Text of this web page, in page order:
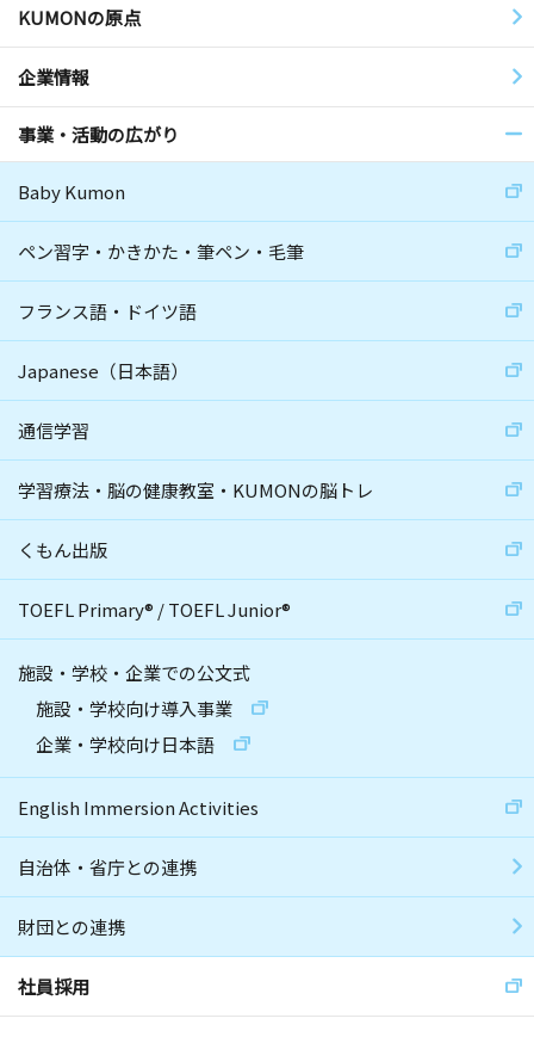
KUMONの原点
企業情報
事業・活動の広がり
Baby Kumon
ペン習字・かきかた・筆ペン・毛筆
フランス語・ドイツ語
Japanese（日本語）
通信学習
学習療法・脳の健康教室・KUMONの脳トレ
くもん出版
TOEFL Primary® /TOEFL Junior®
施設・学校・企業での公文式
施設・学校向け導入事業
企業・学校向け日本語
English Immersion Activities
自治体・省庁との連携
財団との連携
社員採用